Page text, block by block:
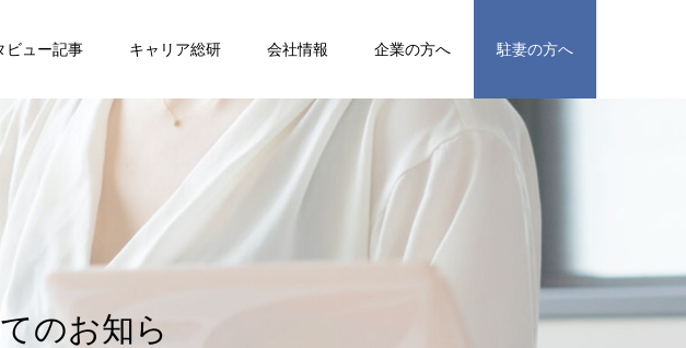
ビュー記事 キャリア総研 会社情報 企業の方へ 駐妻の方へ
のお知らせ